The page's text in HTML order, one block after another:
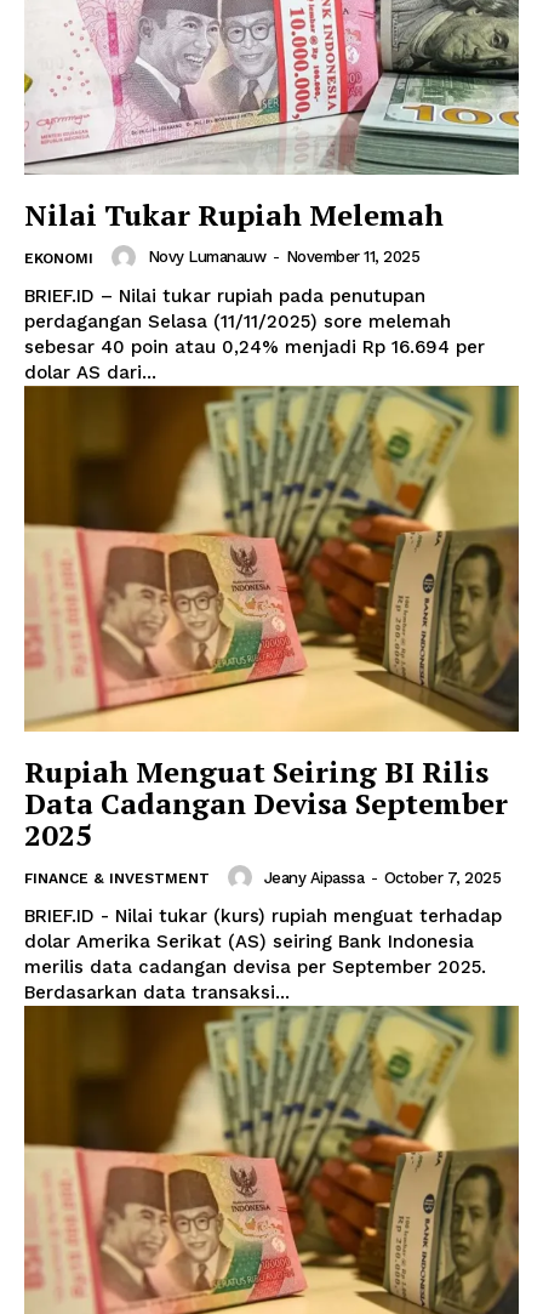
Nilai Tukar Rupiah Melemah
EKONOMI Novy Lumanauw - November 11, 2025
BRIEF.ID – Nilai tukar rupiah pada penutupan
perdagangan Selasa (11/11/2025) sore melemah
sebesar 40 poin atau 0,24% menjadi Rp 16.694 per
dolar AS dari...
Rupiah Menguat Seiring BI Rilis
Data Cadangan Devisa September
2025
FINANCE & INVESTMENT Jeany Aipassa - October 7, 2025
BRIEF.ID - Nilai tukar (kurs) rupiah menguat terhadap
dolar Amerika Serikat (AS) seiring Bank Indonesia
merilis data cadangan devisa per September 2025.
Berdasarkan data transaksi...